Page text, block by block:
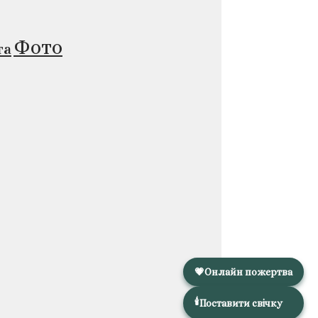
💗Онлайн пожертва
🕯️Поставити свічку
Фото